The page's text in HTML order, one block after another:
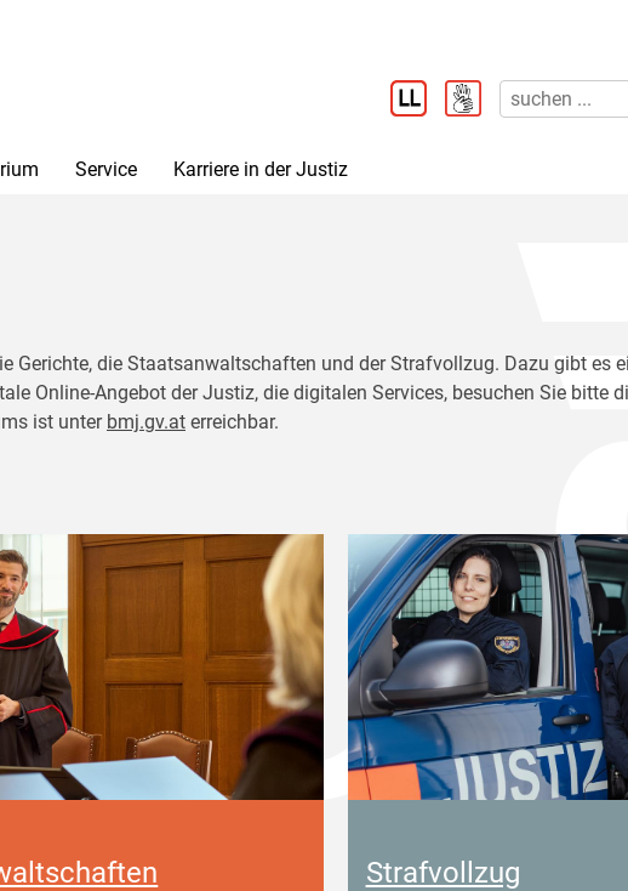
Service Karriere in der Justiz
Gerichte, die Staatsanwaltschaften und der Strafvollzug. Dazu gibt es
Online-Angebot der Justiz, die digitalen Services, besuchen Sie bitte
ist unter bmj.gv.at erreichbar.
Strafvollzug